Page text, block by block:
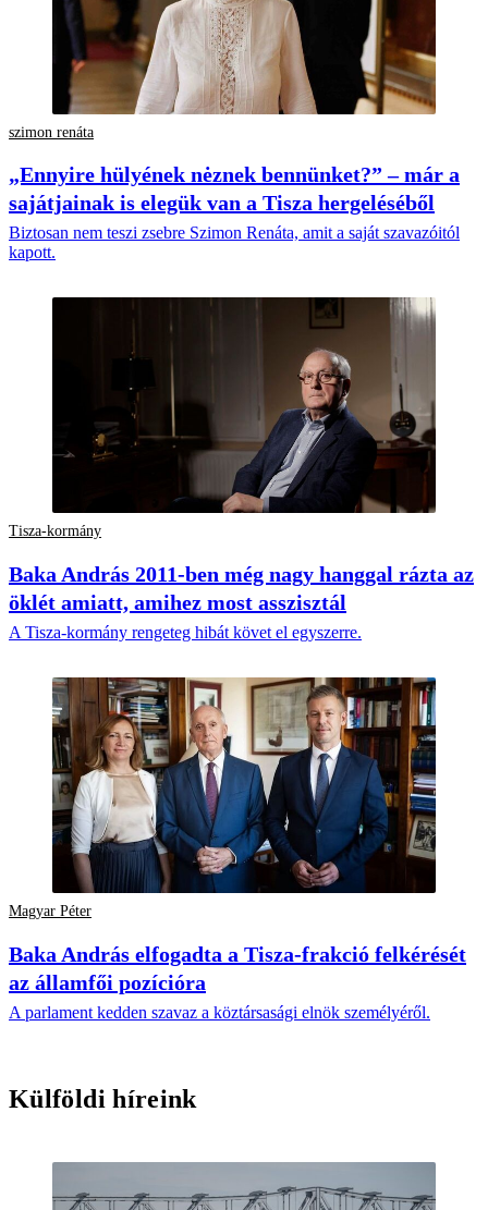
szimon renáta
„Ennyire hülyének nėznek bennünket?” – már a
sajátjainak is elegük van a Tisza hergeléséből
Biztosan nem teszi zsebre Szimon Renáta, amit a saját szavazóitól
kapott.
Tisza-kormány
Baka András 2011-ben még nagy hanggal rázta az
öklét amiatt, amihez most asszisztál
A Tisza-kormány rengeteg hibát követ el egyszerre.
Magyar Péter
Baka András elfogadta a Tisza-frakció felkérését
az államfői pozícióra
A parlament kedden szavaz a köztársasági elnök személyéről.
Külföldi híreink